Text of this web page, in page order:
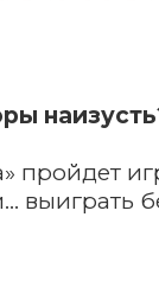
пройдет
выиграть